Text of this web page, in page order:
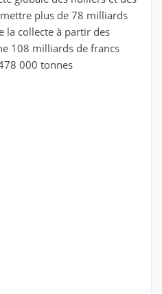
plus de 78 milliards
la collecte à partir des
108 milliards de francs
000 tonnes